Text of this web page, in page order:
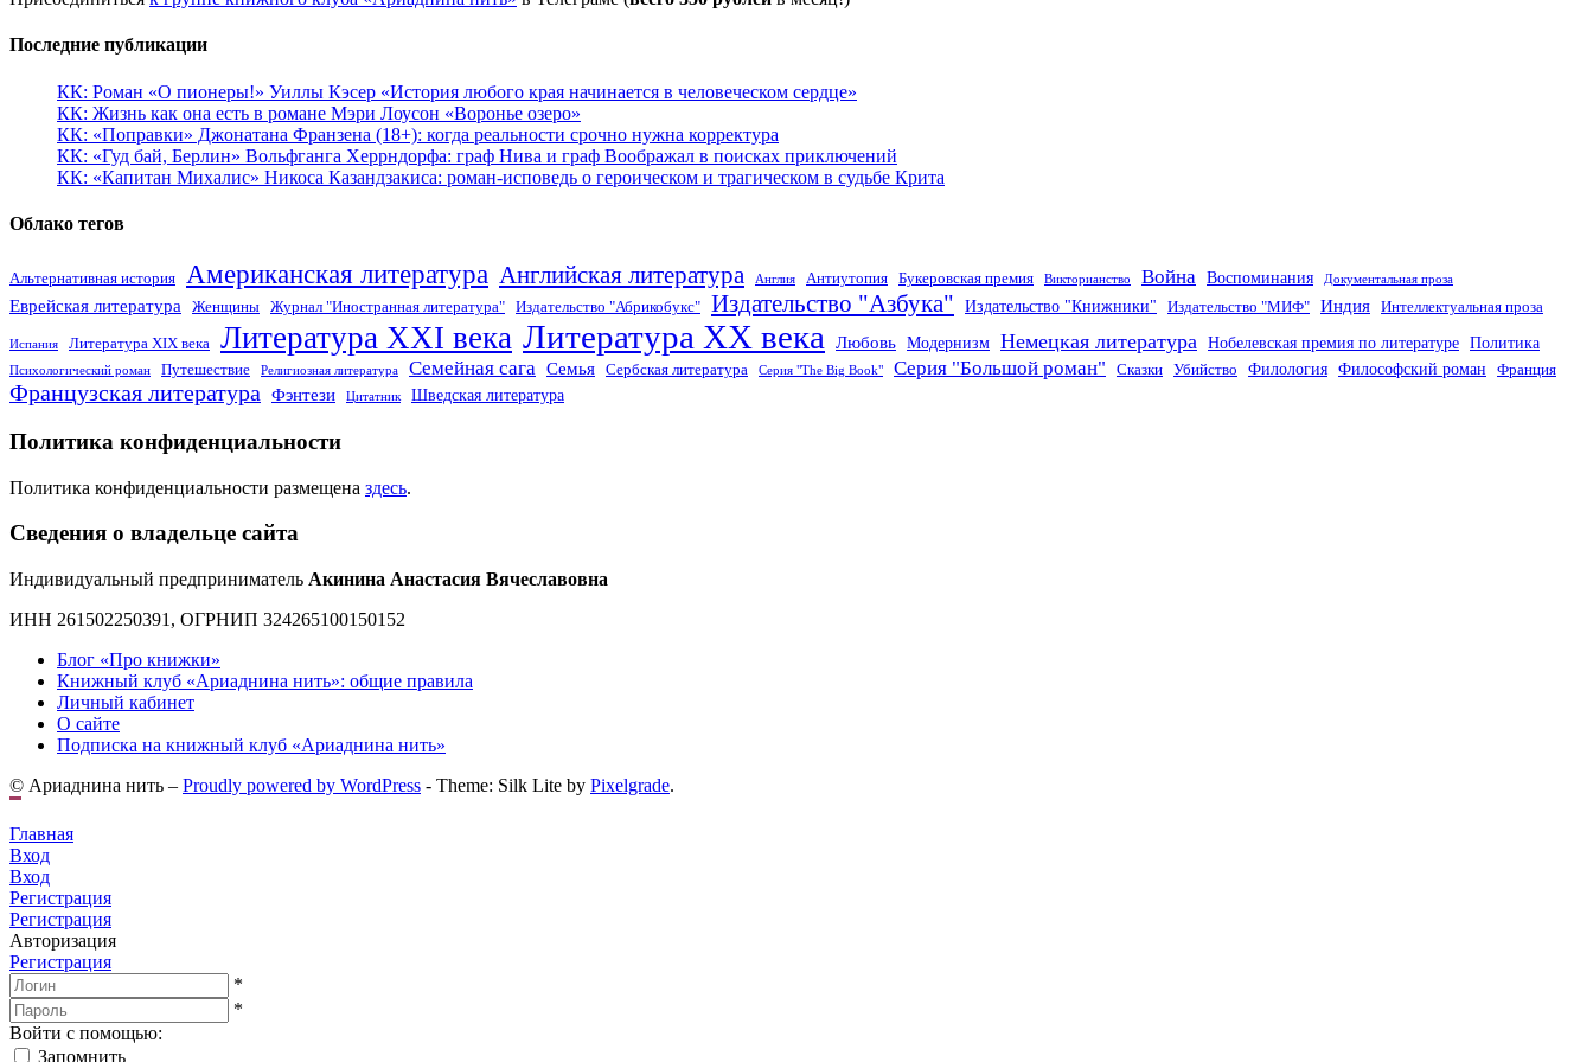
Последние публикации
КК: Роман «О пионеры!» Уиллы Кэсер «История любого края начинается в человеческом сердце»
КК: Жизнь как она есть в романе Мэри Лоусон «Воронье озеро»
КК: «Поправки» Джонатана Франзена (18+): когда реальности срочно нужна корректура
КК: «Гуд бай, Берлин» Вольфганга Херрндорфа: граф Нива и граф Воображал в поисках приключений
КК: «Капитан Михалис» Никоса Казандзакиса: роман-исповедь о героическом и трагическом в судьбе Крита
Облако тегов
Альтернативная история Американская литература Английская литература Англия Антиутопия Букеровская премия Викторианство Война Воспоминания Документальная проза
Еврейская литература Женщины Журнал "Иностранная литература" Издательство "Абрикобукс" Издательство "Азбука" Издательство "Книжники" Издательство "МИФ" Индия Интеллектуальная проза
Испания Литература XIX века Литература XXI века Литература XX века Любовь Модернизм Немецкая литература Нобелевская премия по литературе Политика
Психологический роман Путешествие Религиозная литература Семейная сага Семья Сербская литература Серия "The Big Book" Серия "Большой роман" Сказки Убийство Филология Философский роман Франция
Французская литература Фэнтези Цитатник Шведская литература
Политика конфиденциальности
Политика конфиденциальности размещена здесь.
Сведения о владельце сайта
Индивидуальный предприниматель Акинина Анастасия Вячеславовна
ИНН 261502250391, ОГРНИП 324265100150152
Блог «Про книжки»
Книжный клуб «Ариаднина нить»: общие правила
Личный кабинет
О сайте
Подписка на книжный клуб «Ариаднина нить»
© Ариаднина нить – Proudly powered by WordPress - Theme: Silk Lite by Pixelgrade.
Главная
Вход
Вход
Регистрация
Регистрация
Авторизация
Регистрация
*
*
Войти с помощью:
Запомнить